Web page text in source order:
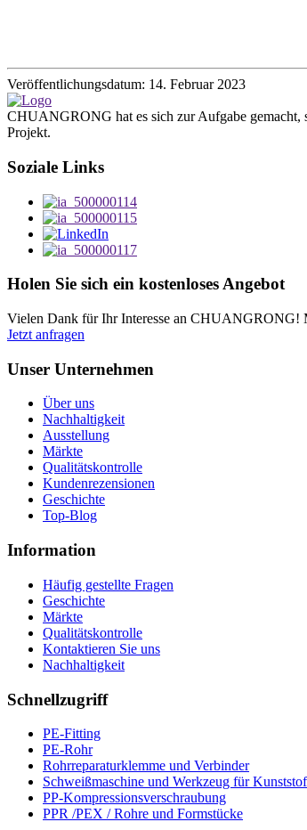
Veröffentlichungsdatum: 14. Februar 2023
CHUANGRONG hat es sich zur Aufgabe gemacht,
Projekt.
Soziale Links
Holen Sie sich ein kostenloses Angebot
Vielen Dank für Ihr Interesse an CHUANGRONG!
Jetzt anfragen
Unser Unternehmen
Über uns
Nachhaltigkeit
Ausstellung
Märkte
Qualitätskontrolle
Kundenrezensionen
Geschichte
Top-Blog
Information
Häufig gestellte Fragen
Geschichte
Märkte
Qualitätskontrolle
Kontaktieren Sie uns
Nachhaltigkeit
Schnellzugriff
PE-Fitting
PE-Rohr
Rohrreparaturklemme und Verbinder
Schweißmaschine und Werkzeug für
PP-Kompressionsverschraubung
PPR /PEX / Rohre und Formstücke